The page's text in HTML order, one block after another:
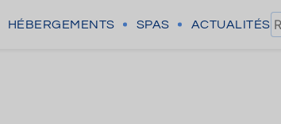
HÉBERGEMENTS SPAS ACTUALITÉS